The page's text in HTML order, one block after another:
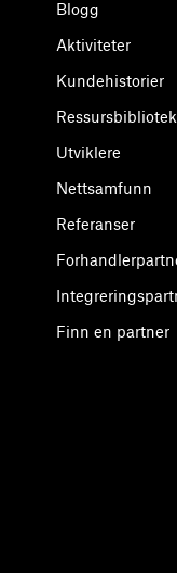
Blogg
Aktiviteter
Kundehistorier
Ressursbibliotek
Utviklere
Nettsamfunn
Referanser
Finn en partner